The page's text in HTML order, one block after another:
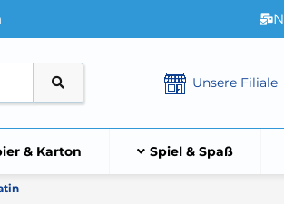
Unsere Filiale
& Karton Spiel & Spaß